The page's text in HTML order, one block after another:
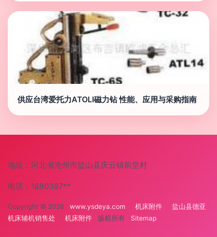
供应台湾爱托力ATOLI磁力钻 性能、应用与采购指南
地址：河北省沧州市盐山县庆云镇前堂村
电话：1880387**
Copyright © 2026 www.ysdeya.com 机床附件
盐山县德亚
机床辅机销售处
机床附件 版权所有 Sitemap